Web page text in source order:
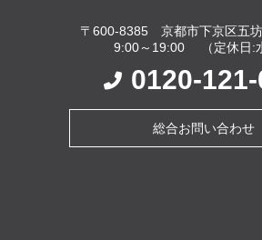
〒600-8385 京都市下京区五
9:00～19:00 （定休日:
0120-
総合お問い合わせ